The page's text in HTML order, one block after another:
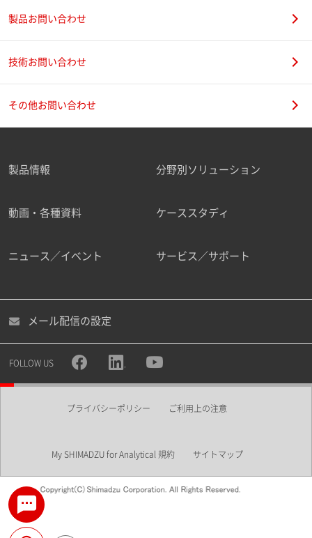
製品お問い合わせ
技術お問い合わせ
その他お問い合わせ
製品情報 分野別ソリューション
動画・各種資料 ケーススタディ
ニュース／イベント サービス／サポート
メール配信の設定
FOLLOW US
プライバシーポリシー ご利用上の注意
My SHIMADZU for Analytical 規約 サイトマップ